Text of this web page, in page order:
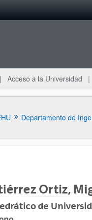
Acceso a la Universidad
Departamento de
subpáginas Ortiz,
de